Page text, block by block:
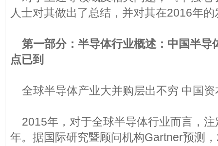
人士对其做出了总结，并对其在2016年
第一部分：半导体行业概述：中国半导
点已到
全球半导体产业大并购层出不穷 中国资
2015年，对于全球半导体行业而言，注
年。据国际研究暨顾问机构Gartner预测